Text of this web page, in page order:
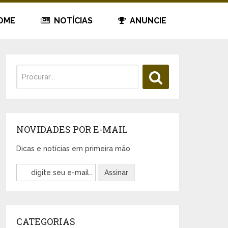
NOTÍCIAS ANUNCIE
NOVIDADES POR E-MAIL
Dicas e notícias em primeira mão
CATEGORIAS